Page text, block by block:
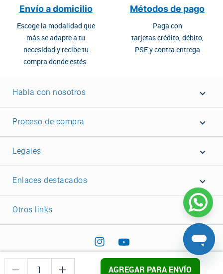
AGREGAR PARA ENVÍO
Envío a domicilio
Escoge la modalidad que
más se adapte a tu
necesidad y recibe tu
compra donde estés.
Métodos de pago
Paga con
tarjetas crédito, débito,
PSE y contra entrega
Habla con nosotros
Proceso de compra
Legales
Enlaces destacados
Otros links